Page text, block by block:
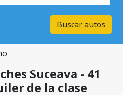
Buscar autos
Suceava - 41
de la clase